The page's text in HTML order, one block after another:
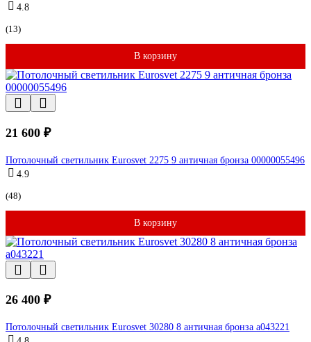
4.8
(13)
В корзину
21 600 ₽
Потолочный светильник Eurosvet 2275 9 античная бронза 00000055496
4.9
(48)
В корзину
26 400 ₽
Потолочный светильник Eurosvet 30280 8 античная бронза a043221